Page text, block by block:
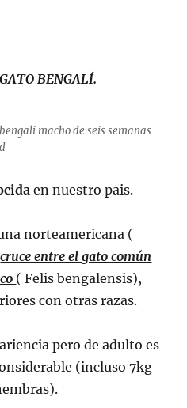
BENGALÍ.
macho de seis semanas
en nuestro pais.
norteamericana (
cruce entre el gato común
( Felis bengalensis),
con otras razas.
pero de adulto es
(incluso 7kg